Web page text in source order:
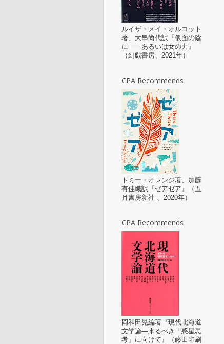
ルイザ・メイ・オルコット
著、大串尚代訳『仮面の陰
に——あるいは女の力』
（幻戯書房、2021年）
CPA Recommends
トミー・オレンジ著、加藤
有佳織訳『ゼアゼア』（五
月書房新社 、2020年）
CPA Recommends
岡和田晃編著『現代北海道
文学論—来るべき「惑星思
考」に向けて』（藤田印刷